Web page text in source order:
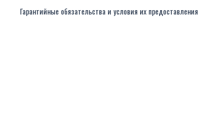
Гарантийные обязательства и условия их предоставления